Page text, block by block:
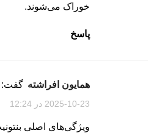
خوراک می‌شوند.
پاسخ
همایون افراشته گفت:
2025-10-23 در 12:24
ویژگی‌های اصلی